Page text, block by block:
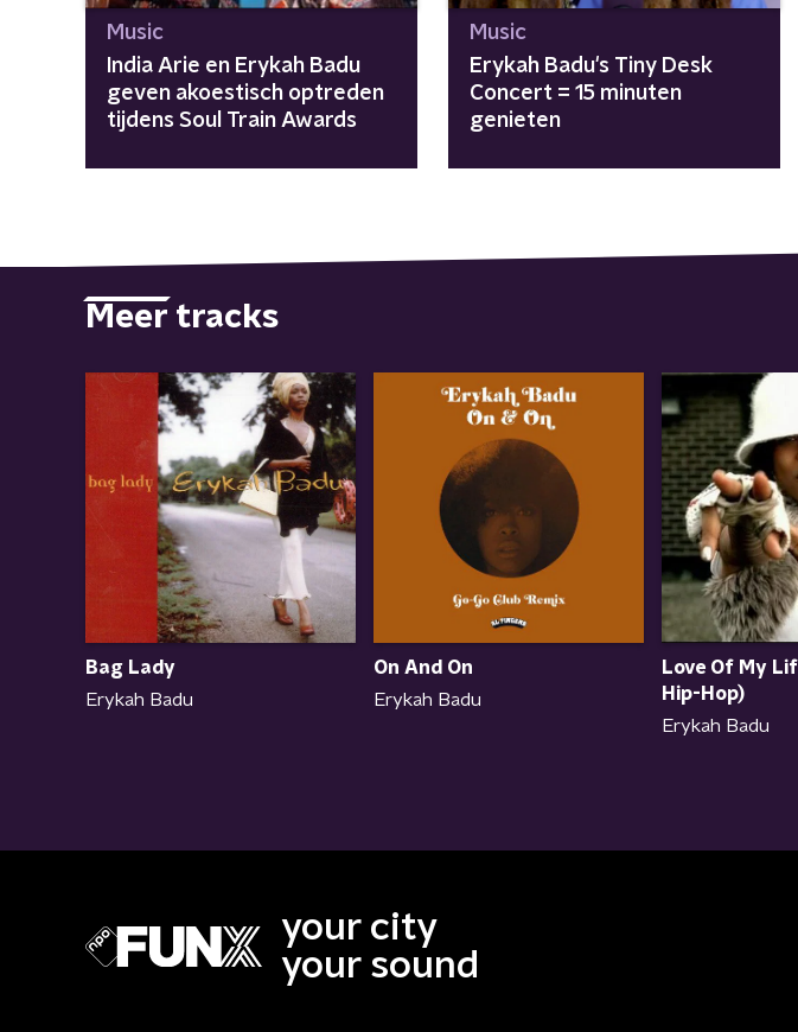
Music
India Arie en Erykah Badu
geven akoestisch optreden
tijdens Soul Train Awards
Music
Erykah Badu's Tiny Desk
Concert = 15 minuten
genieten
Meer tracks
Bag Lady
Erykah Badu
On And On
Erykah Badu
Love Of My
Hip-Hop)
Erykah Badu
your city
your sound